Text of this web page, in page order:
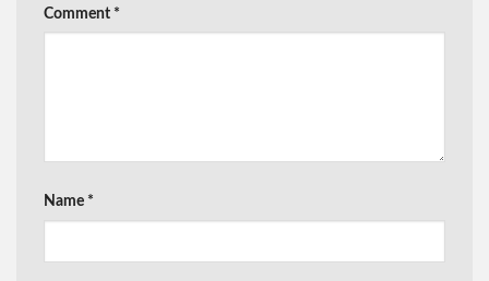
Comment *
Name *